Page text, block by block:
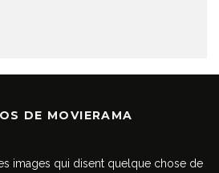
DE MOVIERAMA
images qui disent quelque chose de